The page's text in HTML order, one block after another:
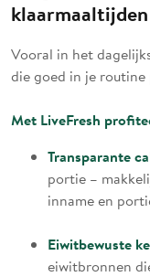
klaarmaaltijden
Vooral in het
die goed in je routine
Met LiveFresh
Transparante
portie –
inname en
Eiwitbewuste
eiwitbronnen